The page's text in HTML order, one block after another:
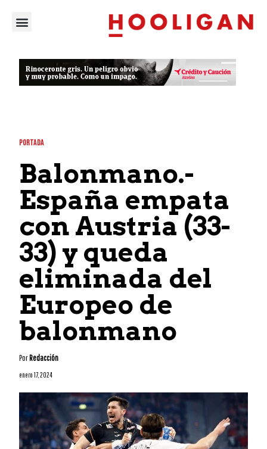
PORTADA
Balonmano.-
España empata
con Austria (33-
33) y queda
eliminada del
Europeo de
balonmano
PorRedacción
enero 17, 2024